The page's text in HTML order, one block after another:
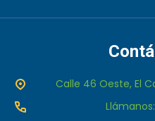
Calle 46 Oeste, El